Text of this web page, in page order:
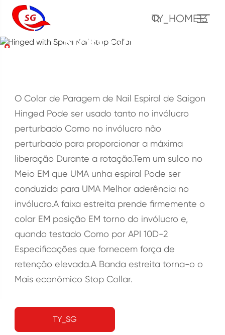
TY_HOME13
Hinged with Spiral Nail
Stop Collar
O Colar de Paragem de Nail Espiral de Saigon
Hinged Pode ser usado tanto no invólucro
perturbado Como no invólucro não
perturbado para proporcionar a máxima
liberação Durante a rotação.Tem um sulco no
Meio EM que UMA unha espiral Pode ser
conduzida para UMA Melhor aderência no
invólucro.A faixa estreita prende firmemente o
colar EM posição EM torno do invólucro e,
quando testado Como por API 10D-2
Especificações que fornecem força de
retenção elevada.A Banda estreita torna-o o
Mais econômico Stop Collar.
TY_SG